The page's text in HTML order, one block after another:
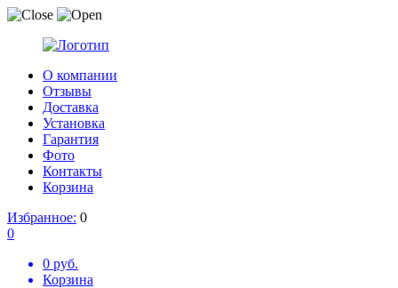
О компании
Отзывы
Доставка
Установка
Гарантия
Фото
Контакты
Корзина
Избранное: 0
0
0 руб.
Корзина